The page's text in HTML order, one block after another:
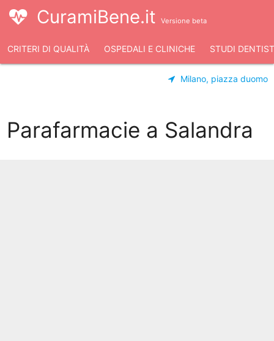
CuramiBene.it Versione beta
CRITERI DI QUALITÀ OSPEDALI E CLINICHE STUDI
Milano, piazza duomo
Parafarmacie a Salandra